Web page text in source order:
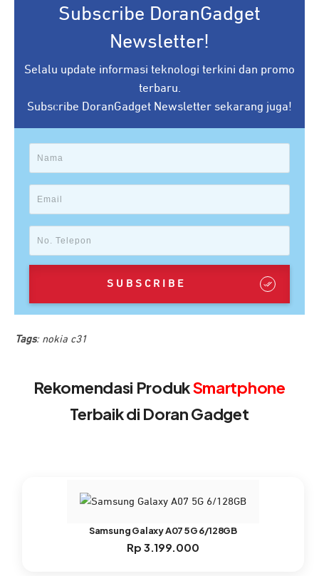
Subscribe DoranGadget
Newsletter!
Selalu update informasi teknologi terkini dan promo
terbaru.
Subscribe DoranGadget Newsletter sekarang juga!
SUBSCRIBE
Tags: nokia c31
Rekomendasi ProdukSmartphone
Terbaik di Doran Gadget
Samsung Galaxy A07 5G 6/128GB
Rp 3.199.000